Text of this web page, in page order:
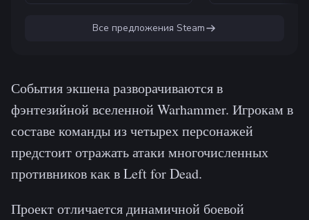
Все предложенияSteam
События экшена разворачиваются в
фэнтезийной вселенной Warhammer. Игрокам в
составе команды из четырех персонажей
предстоит отражать атаки многочисленных
противников как в Left for Dead.
Проект отличается динамичной боевой